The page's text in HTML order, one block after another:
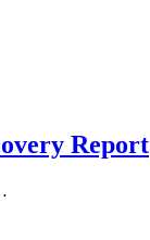
Report